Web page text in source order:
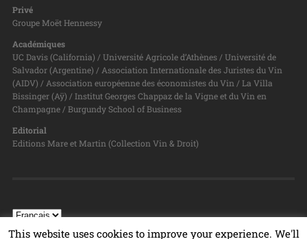
Privé
Groupe Moët Hennessy
Académiques
UC Davis (California) / Université Agricole d’Athènes / Université de
Salvador (Argentine) / Association Internationale des Juristes du Vin
(AIDV) / Association européenne des économistes du Vin / La Villa
Bissinger (Aÿ) / Institut Georges Chappaz de la Vigne et du Vin en
Champagne / Burgundy School of Business
Editorial
Editions Mare et Martin (Collection Vin & Droit)
This website uses cookies to improve your experience. We'll